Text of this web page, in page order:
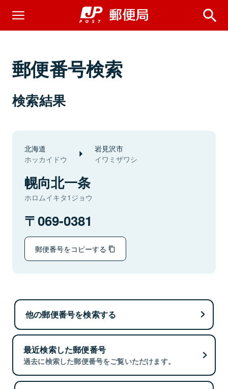
郵便番号検索
検索結果
北海道
ホッカイドウ
岩見沢市
イワミザワシ
幌向北一条
ホロムイキタ1ジョウ
069-0381
郵便番号をコピーする
他の郵便番号を検索する
最近検索した郵便番号
過去に検索した郵便番号をご覧いただけます。